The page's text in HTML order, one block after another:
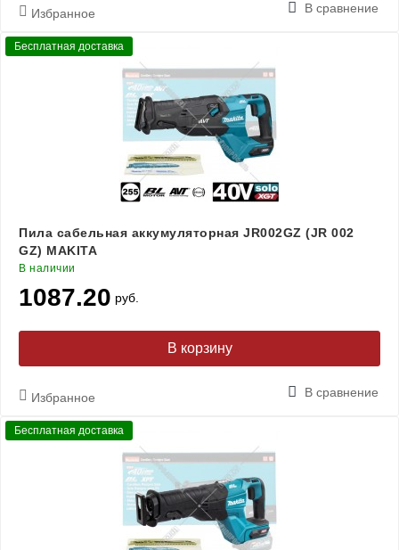
Избранное В сравнение
Бесплатная доставка
Пила сабельная аккумуляторная JR002GZ (JR 002
GZ) MAKITA
В наличии
1087.20 руб.
В корзину
Избранное В сравнение
Бесплатная доставка